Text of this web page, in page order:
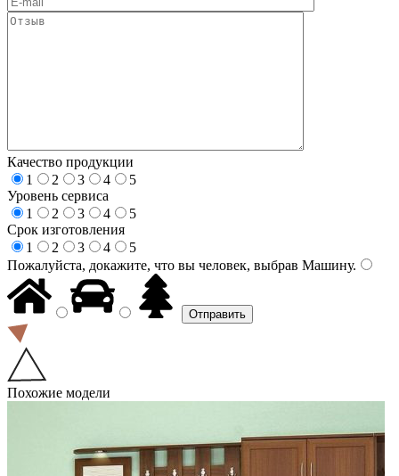
Качество продукции
1
2 3 4
5
Уровень сервиса
1
2 3 4
5
Срок изготовления
1
2 3 4
5
Пожалуйста, докажите, что вы человек, выбрав Машину.
Похожие модели